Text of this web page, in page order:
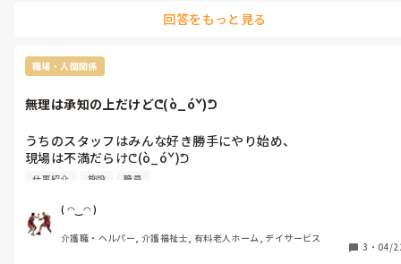
と、ちょっとした変化でも気になるのはある意味仕方ない部分もあ
とはいえ、現場が回らなくなるレベルの頻度や内容なら、グループ
LINEの使い方や共有ルールを一度整理した方がいいですよね。お互
と思います。
回答をもっと見る
職場・人間関係
無理は承知の上だけどᕦ(ò_óˇ)ᕤ
うちのスタッフはみんな好き勝手にやり始め、
現場は不満だらけᕦ(ò_óˇ)ᕤ
とにかくどうでもいい理由をつけ自分のやりたくない業務を誰か
るᕦ(ò_óˇ)ᕤ
パッド類も種類を増やして利用者さんに合ったものを使う前提
で、何回も何回も提案して業者も紹介したのに、フルシカト
仕事紹介 施設 職員
( ◠‿◠ )
介護職・ヘルパー, 介護福祉士, 有料老人ホーム, デイサービス
3 ・ 04/